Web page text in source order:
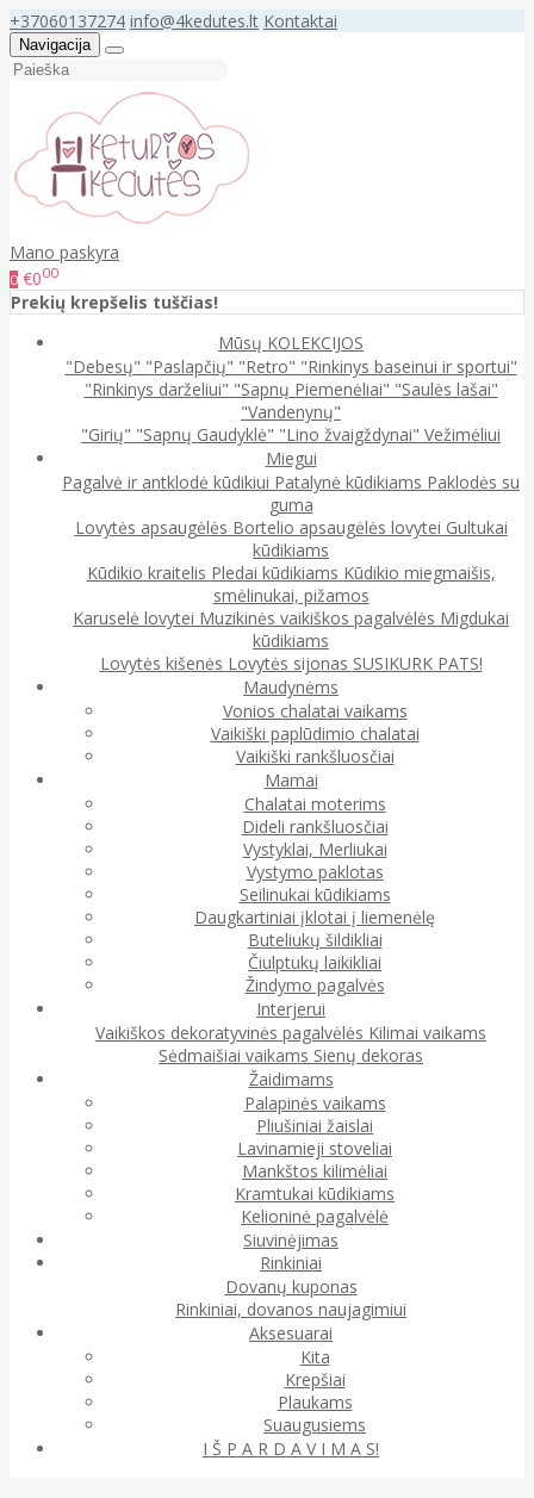
+37060137274 info@4kedutes.lt Kontaktai
Navigacija
Mano paskyra
0 €000
Prekių krepšelis tuščias!
Mūsų KOLEKCIJOS
"Debesų" "Paslapčių" "Retro" "Rinkinys baseinui ir sportui"
"Rinkinys darželiui" "Sapnų Piemenėliai" "Saulės lašai"
"Vandenynų"
"Girių" "Sapnų Gaudyklė" "Lino žvaigždynai" Vežimėliui
Miegui
Pagalvė ir antklodė kūdikiui Patalynė kūdikiams Paklodės su
guma
Lovytės apsaugėlės Bortelio apsaugėlės lovytei Gultukai
kūdikiams
Kūdikio kraitelis Pledai kūdikiams Kūdikio miegmaišis,
smėlinukai, pižamos
Karuselė lovytei Muzikinės vaikiškos pagalvėlės Migdukai
kūdikiams
Lovytės kišenės Lovytės sijonas SUSIKURK PATS!
Maudynėms
Vonios chalatai vaikams
Vaikiški paplūdimio chalatai
Vaikiški rankšluosčiai
Mamai
Chalatai moterims
Dideli rankšluosčiai
Vystyklai, Merliukai
Vystymo paklotas
Seilinukai kūdikiams
Daugkartiniai įklotai į liemenėlę
Buteliukų šildikliai
Čiulptukų laikikliai
Žindymo pagalvės
Interjerui
Vaikiškos dekoratyvinės pagalvėlės Kilimai vaikams
Sėdmaišiai vaikams Sienų dekoras
Žaidimams
Palapinės vaikams
Pliušiniai žaislai
Lavinamieji stoveliai
Mankštos kilimėliai
Kramtukai kūdikiams
Kelioninė pagalvėlė
Siuvinėjimas
Rinkiniai
Dovanų kuponas
Rinkiniai, dovanos naujagimiui
Aksesuarai
Kita
Krepšiai
Plaukams
Suaugusiems
I Š P A R D A V I M A S!